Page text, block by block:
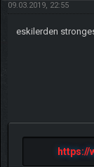
09.03.2019, 22:55
eskilerden
https://